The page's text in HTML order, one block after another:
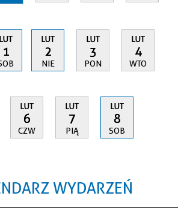
LUT
1
LUT
2
NIE
LUT
3
PON
LUT
4
WTO
LUT
6
CZW
LUT
7
PIĄ
LUT
8
SOB
WYDARZEŃ